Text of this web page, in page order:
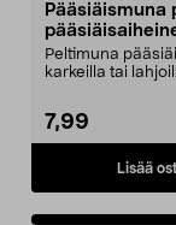
Pääsiäismuna
Peltimuna
karkeilla tai
7,99
Lisää